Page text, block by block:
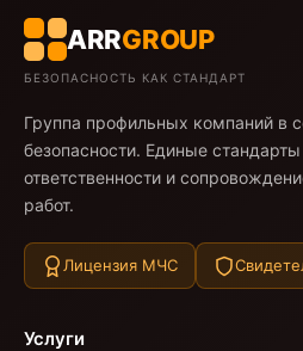
ARRGROUP
БЕЗОПАСНОСТЬ КАК СТАНДАРТ
Группа профильных компаний в
безопасности. Единые
ответственности и
работ.
Лицензия МЧС
Услуги